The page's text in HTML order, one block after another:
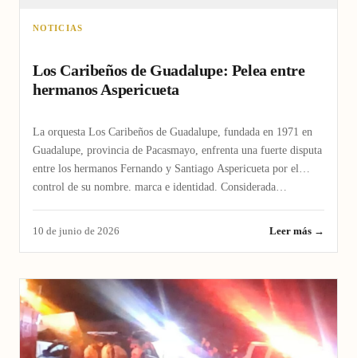
NOTICIAS
Los Caribeños de Guadalupe: Pelea entre
hermanos Aspericueta
La orquesta Los Caribeños de Guadalupe, fundada en 1971 en
Guadalupe, provincia de Pacasmayo, enfrenta una fuerte disputa
entre los hermanos Fernando y Santiago Aspericueta por el
control de su nombre, marca e identidad. Considerada…
10 de junio de 2026 Leer más →